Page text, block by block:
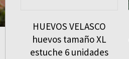
HUEVOS VELASCO
huevos tamaño XL
estuche 6 unidades